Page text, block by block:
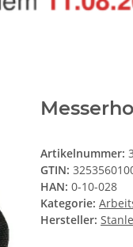
Artikelnummer:
GTIN:
HAN: 0-10-028
Kategorie:
Hersteller: